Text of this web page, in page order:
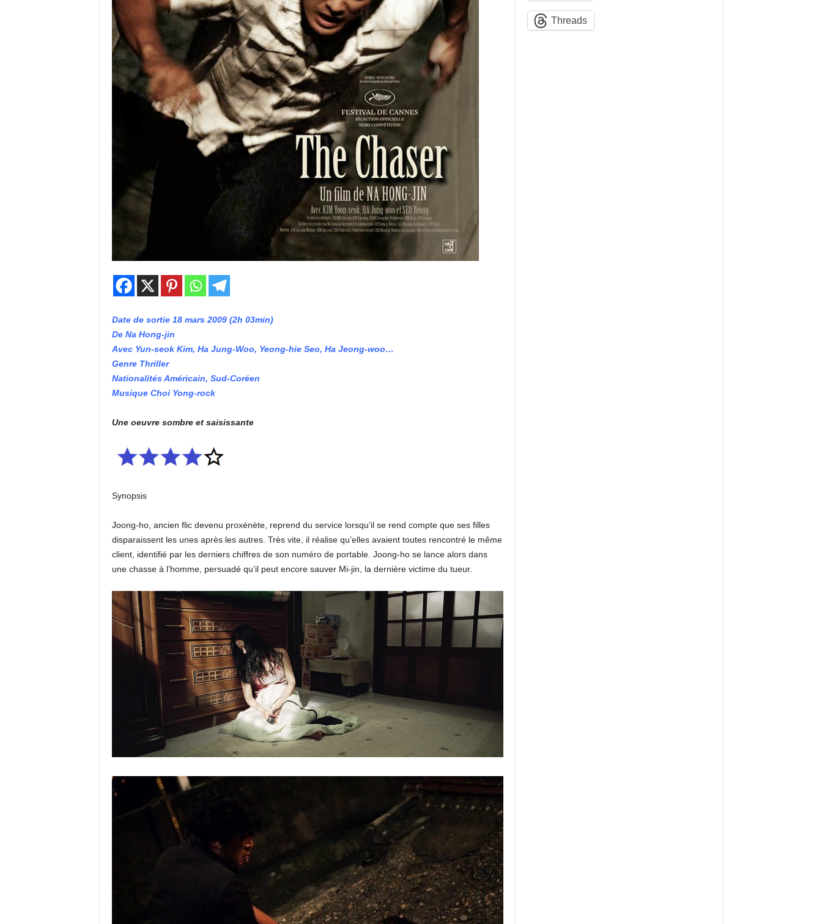
Date de sortie 18 mars 2009 (2h 03min)
De Na Hong-jin
Avec Yun-seok Kim, Ha Jung-Woo, Yeong-hie Seo, Ha Jeong-woo…
Genre Thriller
Nationalités Américain, Sud-Coréen
Musique Choi Yong-rock
Une oeuvre sombre et saisissante
Synopsis
Joong-ho, ancien flic devenu proxénète, reprend du service lorsqu’il se rend compte que ses filles
disparaissent les unes après les autres. Très vite, il réalise qu’elles avaient toutes rencontré le même
client, identifié par les derniers chiffres de son numéro de portable. Joong-ho se lance alors dans
une chasse à l’homme, persuadé qu’il peut encore sauver Mi-jin, la dernière victime du tueur.
Threads